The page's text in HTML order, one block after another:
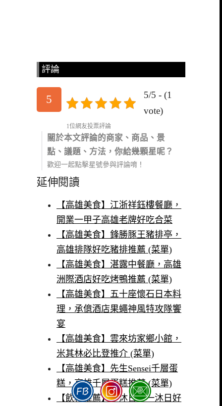
評論
5
5/5 - (1
vote)
1位網友投票評論
關於本文評論的商家、商品、景
點、議題、方法，你給幾顆星呢？
歡迎一起點擊星號參與評論唷！
延伸閱讀
【高雄美食】江浙祥鈺樓餐廳，
開業一甲子高雄老牌好吃合菜
【高雄美食】鋒勝豚王豬排亭，
高雄排隊好吃豬排推薦 (菜單)
【高雄美食】湛露中餐廳，高雄
洲際酒店好吃烤鴨推薦 (菜單)
【高雄美食】五十座懷石日本料
理，承億酒店果蠅神風特攻隊饗
宴
【高雄美食】雲來坊家鄉小館，
米其林必比登推介 (菜單)
【高雄美食】先生Sensei千層蛋
糕，高雄千層蛋糕推薦 (菜單)
【飲料推薦】一沐日，一沐日好